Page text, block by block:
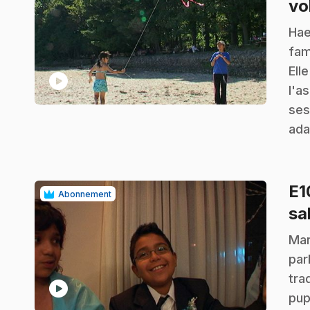
play_circle
.
Abonnement
play_circle
.